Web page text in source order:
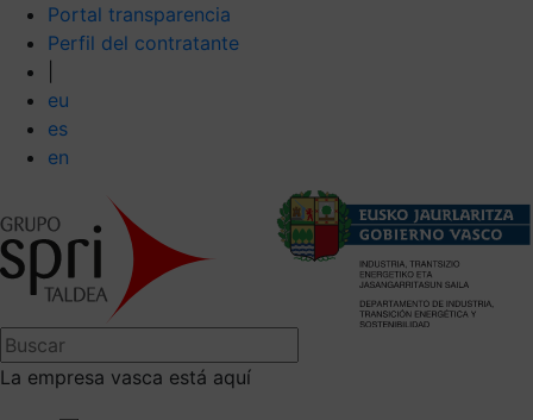
Portal transparencia
Perfil del contratante
eu
es
en
La empresa vasca está aquí